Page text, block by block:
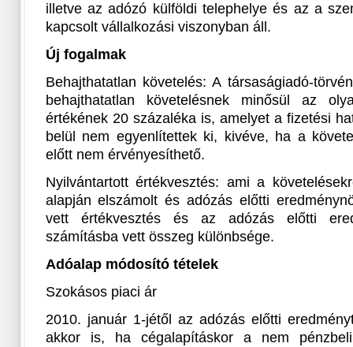
illetve az adózó külföldi telephelye és az a
kapcsolt vállalkozási viszonyban áll.
Új fogalmak
Behajthatatlan követelés: A társaságiadó-
behajthatatlan követelésnek minősül az
értékének 20 százaléka is, amelyet a fizetési
belül nem egyenlítettek ki, kivéve, ha a
előtt nem érvényesíthető.
Nyilvántartott értékvesztés: ami a
alapján elszámolt és adózás előtti
vett értékvesztés és az adózás előtti
számításba vett összeg különbsége.
Adóalap módosító tételek
Szokásos piaci ár
2010. január 1-jétől az adózás előtti
akkor is, ha cégalapításkor a nem